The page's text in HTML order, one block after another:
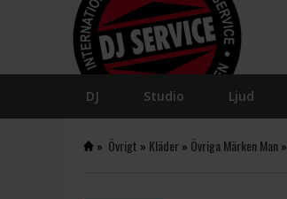
DJ Studio Ljud
» Övrigt » Kläder» Övriga Märken Man»